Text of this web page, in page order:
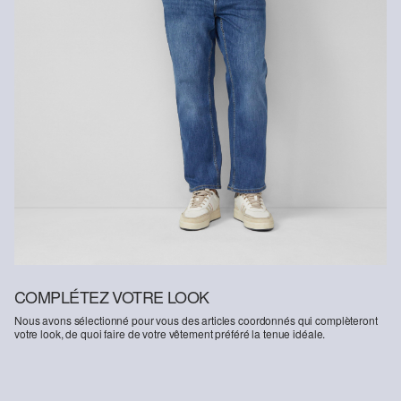
COMPLÉTEZ VOTRE LOOK
Nous avons sélectionné pour vous des articles coordonnés qui complèteront
votre look, de quoi faire de votre vêtement préféré la tenue idéale.